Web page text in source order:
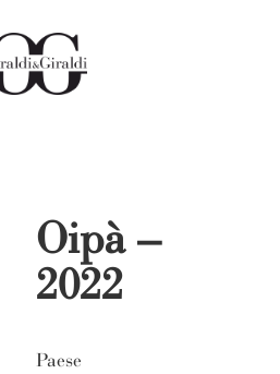
Oipà –
2022
Paese